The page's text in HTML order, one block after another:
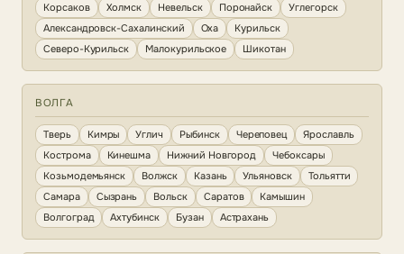
Корсаков Холмск Невельск Поронайск
Углегорск
Александровск-Сахалинский
Оха
Курильск
Северо-Курильск
Малокурильское Шикотан
ВОЛГА
Тверь Кимры Углич Рыбинск Череповец
Ярославль
Кострома
Кинешма Нижний Новгород
Чебоксары
Козьмодемьянск
Волжск Казань Ульяновск
Тольятти
Самара
Сызрань Вольск Саратов
Камышин
Волгоград
Ахтубинск Бузан Астрахань